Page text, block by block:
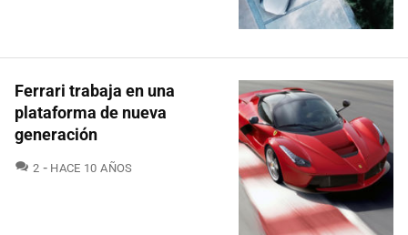
Ferrari trabaja en una
plataforma de nueva
generación
2 COMENTARIOS
HACE 10 AÑOS